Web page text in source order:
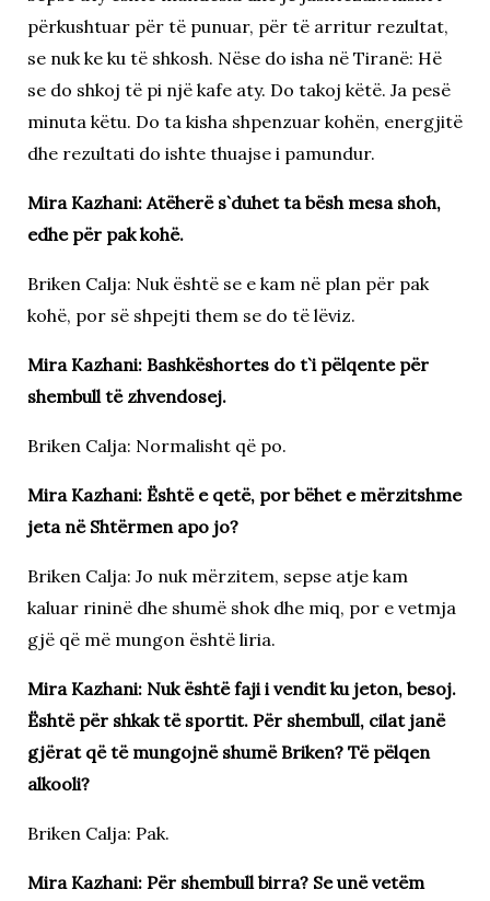
përkushtuar për të punuar, për të arritur rezultat,
se nuk ke ku të shkosh. Nëse do isha në Tiranë: Hë
se do shkoj të pi një kafe aty. Do takoj këtë. Ja pesë
minuta këtu. Do ta kisha shpenzuar kohën, energjitë
dhe rezultati do ishte thuajse i pamundur.
Mira Kazhani: Atëherë s`duhet ta bësh mesa shoh,
edhe për pak kohë.
Briken Calja: Nuk është se e kam në plan për pak
kohë, por së shpejti them se do të lëviz.
Mira Kazhani: Bashkëshortes do t`i pëlqente për
shembull të zhvendosej.
Briken Calja: Normalisht që po.
Mira Kazhani: Është e qetë, por bëhet e mërzitshme
jeta në Shtërmen apo jo?
Briken Calja: Jo nuk mërzitem, sepse atje kam
kaluar rininë dhe shumë shok dhe miq, por e vetmja
gjë që më mungon është liria.
Mira Kazhani: Nuk është faji i vendit ku jeton, besoj.
Është për shkak të sportit. Për shembull, cilat janë
gjërat që të mungojnë shumë Briken? Të pëlqen
alkooli?
Briken Calja: Pak.
Mira Kazhani: Për shembull birra? Se unë vetëm